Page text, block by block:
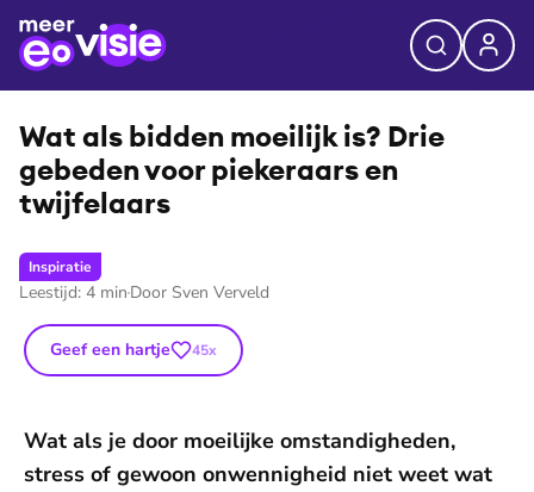
©Unsplash
Wat als bidden moeilijk is? Drie
gebeden voor piekeraars en
twijfelaars
Inspiratie
Leestijd: 4 min Door Sven Verveld
Geef een hartje 45x
Wat als je door moeilijke omstandigheden,
stress of gewoon onwennigheid niet weet wat